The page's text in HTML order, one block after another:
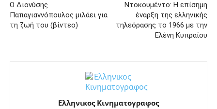
Ο Διονύσης
Παπαγιαννόπουλος μιλάει για
τη ζωή του (βίντεο)
Ντοκουμέντο: Η επίσημη
έναρξη της ελληνικής
τηλεόρασης το 1966 με την
Ελένη Κυπραίου
Ελληνικος Κινηματογραφος